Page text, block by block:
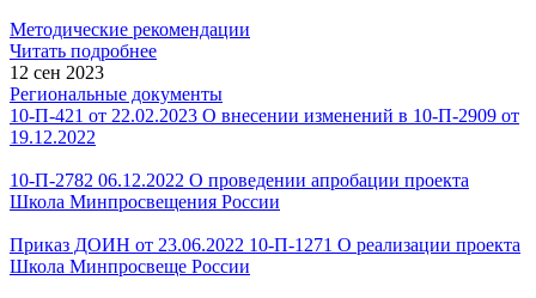
Методические рекомендации
Читать подробнее
12 сен 2023
Региональные документы
10-П-421 от 22.02.2023 О внесении изменений в 10-П-2909 от
19.12.2022
10-П-2782 06.12.2022 О проведении апробации проекта
Школа Минпросвещения России
Приказ ДОИН от 23.06.2022 10-П-1271 О реализации проекта
Школа Минпросвеще России